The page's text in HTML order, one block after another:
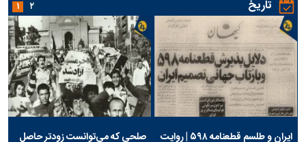
تاریخ
ایران و طلسم قطعنامه ۵۹۸ | روایت
صلحی که می‌توانست زودتر حاصل
۱ ۲